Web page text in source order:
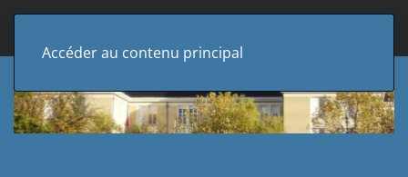
Accéder au contenu principal